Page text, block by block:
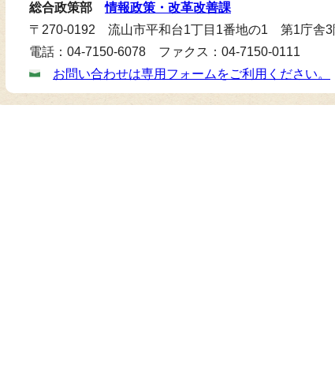
総合政策部情報政策・改革改善課
〒270-0192 流山市平和台1丁目1番地の1 第1庁舎3
電話：04-7150-6078 ファクス：04-7150-0111
お問い合わせは専用フォームをご利用ください。